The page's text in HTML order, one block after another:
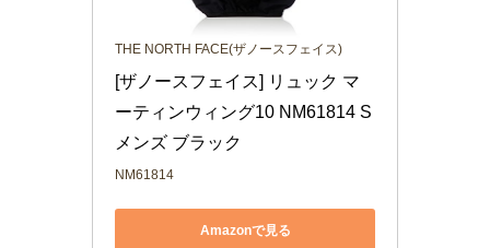
THE NORTH FACE(ザノースフェイス)
[ザノースフェイス] リュック マ
ーティンウィング10 NM61814 S
メンズ ブラック
NM61814
Amazonで見る